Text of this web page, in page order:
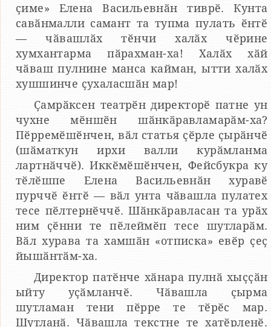
ҫиме» Елена Васильевнӑн тиврӗ. Кунта
савӑнмалли самант та тупма пулать ӗнтӗ
— чӑвашлӑх тӗнчи халӑх чӗрине
хумхантарма пӑрахман-ха! Халӑх хӑй
чӑваш пулнине манса кайман, ытти халӑх
хушшинче ҫухаласшӑн мар!
Ҫамрӑксен театрӗн директорӗ патне ун
чухне мӗншӗн шӑнкӑравламарӑм-ха?
Пӗрремӗшӗнчен, вӑл статья ҫӗрле ҫырӑнчӗ
(шӑматкун ирхи валли курӑмланма
лартнӑччӗ). Иккӗмӗшӗнчен, Фейсбукра ку
тӗлӗшпе Елена Васильевнӑн хуравӗ
пурччӗ ӗнтӗ — вӑл унта чӑвашла пулатех
тесе пӗлтернӗччӗ. Шӑнкӑравласан та урӑх
ним ҫӗнни те пӗлеймӗп тесе шутларӑм.
Вӑл хурава та хамшӑн «отписка» евӗр ҫеҫ
йышӑнтӑм-ха.
Директор патӗнче хӑнара пулнӑ хыҫҫӑн
ыйту уҫӑмланчӗ. Чӑвашла ҫырма
шутламан тени пӗрре те тӗрӗс мар.
Шутланӑ. Чӑвашла текстне те хатӗрленӗ.